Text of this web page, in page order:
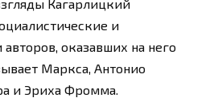
Кагарлицкий
и
оказавших на него
Маркса, Антонио
и Эриха Фромма.